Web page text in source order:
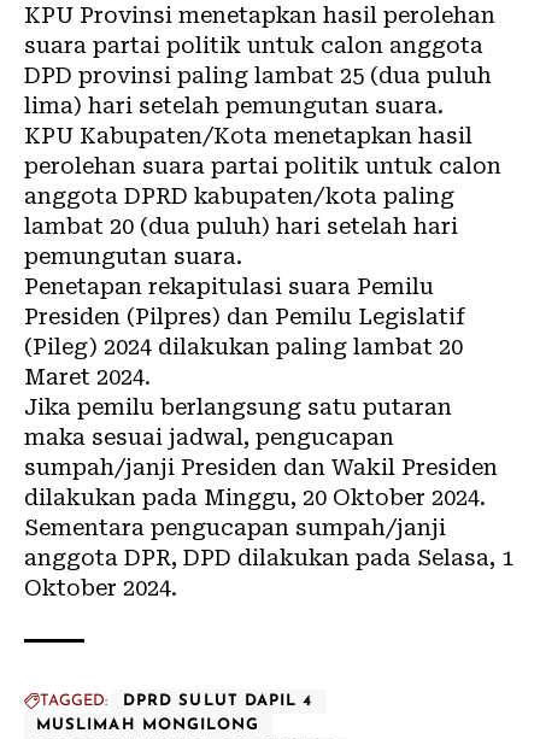
KPU Provinsi menetapkan hasil perolehan
suara partai politik untuk calon anggota
DPD provinsi paling lambat 25 (dua puluh
lima) hari setelah pemungutan suara.
KPU Kabupaten/Kota menetapkan hasil
perolehan suara partai politik untuk calon
anggota DPRD kabupaten/kota paling
lambat 20 (dua puluh) hari setelah hari
pemungutan suara.
Penetapan rekapitulasi suara Pemilu
Presiden (Pilpres) dan Pemilu Legislatif
(Pileg) 2024 dilakukan paling lambat 20
Maret 2024.
Jika pemilu berlangsung satu putaran
maka sesuai jadwal, pengucapan
sumpah/janji Presiden dan Wakil Presiden
dilakukan pada Minggu, 20 Oktober 2024.
Sementara pengucapan sumpah/janji
anggota DPR, DPD dilakukan pada Selasa, 1
Oktober 2024.
TAGGED:
DPRD SULUT DAPIL 4
MUSLIMAH MONGILONG